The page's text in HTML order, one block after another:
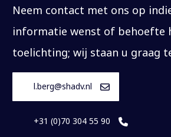
Neem contact met ons op
informatie wenst of behoefte
toelichting; wij staan u graag
l.berg@shadv.nl
+31 (0)70 304 55 90